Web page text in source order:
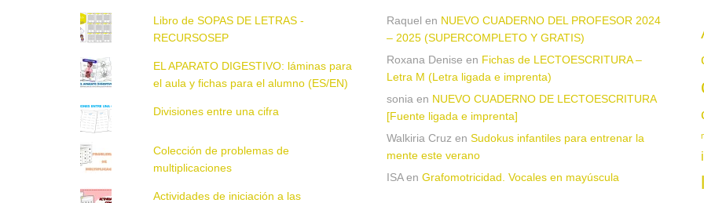
Libro de SOPAS DE LETRAS -
RECURSOSEP
EL APARATO DIGESTIVO: láminas para
el aula y fichas para el alumno (ES/EN)
Divisiones entre una cifra
Colección de problemas de
multiplicaciones
Actividades de iniciación a las
Raquel en NUEVO CUADERNO DEL PROFESOR 2024
– 2025 (SUPERCOMPLETO Y GRATIS)
Roxana Denise en Fichas de LECTOESCRITURA –
Letra M (Letra ligada e imprenta)
sonia en NUEVO CUADERNO DE LECTOESCRITURA
[Fuente ligada e imprenta]
Walkiria Cruz en Sudokus infantiles para entrenar la
mente este verano
ISAen Grafomotricidad. Vocales en mayúscula